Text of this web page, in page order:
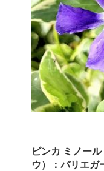
ビンカ ミノー
ウ）：バリエガ